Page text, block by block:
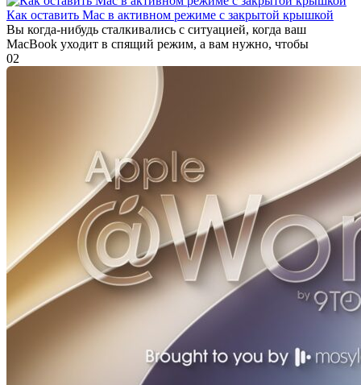
Как оставить Mac в активном режиме с закрытой крышкой
Вы когда-нибудь сталкивались с ситуацией, когда ваш
MacBook уходит в спящий режим, а вам нужно, чтобы
02